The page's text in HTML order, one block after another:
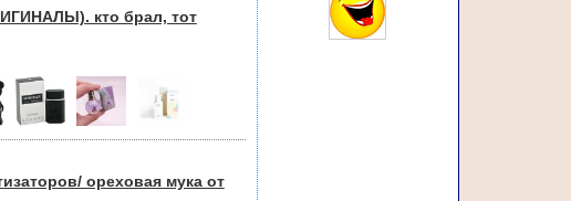
кто брал, тот
ореховая мука от